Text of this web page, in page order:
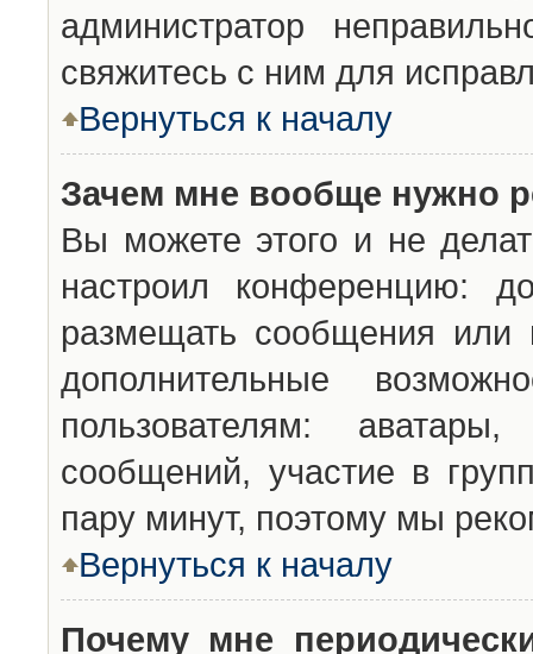
администратор
свяжитесь с ним для
Вернуться к началу
Зачем мне вообще нужно
Вы можете этого и не
настроил конференцию:
размещать сообщения или
дополнительные
пользователям:
сообщений, участие в
пару минут, поэтому мы
Вернуться к началу
Почему мне